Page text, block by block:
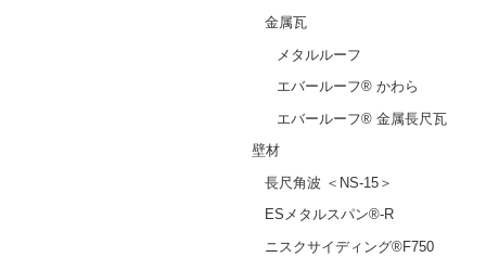
金属瓦
メタルルーフ
エバールーフ® かわら
エバールーフ® 金属長尺瓦
壁材
長尺角波 ＜NS-15＞
ESメタルスパン®-R
ニスクサイディング®F750